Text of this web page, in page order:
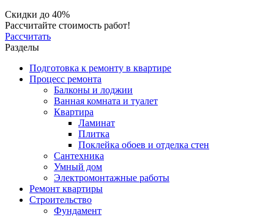
Скидки до 40%
Рассчитайте стоимость работ!
Рассчитать
Разделы
Подготовка к ремонту в квартире
Процесс ремонта
Балконы и лоджии
Ванная комната и туалет
Квартира
Ламинат
Плитка
Поклейка обоев и отделка стен
Сантехника
Умный дом
Электромонтажные работы
Ремонт квартиры
Строительство
Фундамент